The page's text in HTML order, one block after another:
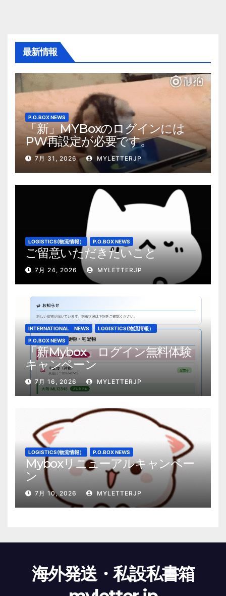
最新情報
P.O.BOX NEWS
「新」MYBoxのログインには
PW再設定が必要です。
7月 31, 2026 MYLETTERJP
LOGISTICS(物流情報） P.O.BOX NEWS
ご留意いただきたいこと
7月 24, 2026 MYLETTERJP
INTERNATIONAL NEWS
LOGISTICS(物流情報）
P.O.BOX NEWS
「新Mybox」ログイン無料体験
キャンペーン
7月 16, 2026 MYLETTERJP
LOGISTICS(物流情報） P.O.BOX NEWS
Myboxリニューアルキャンペー
ン
7月 10, 2026 MYLETTERJP
海外発送・私設私書箱